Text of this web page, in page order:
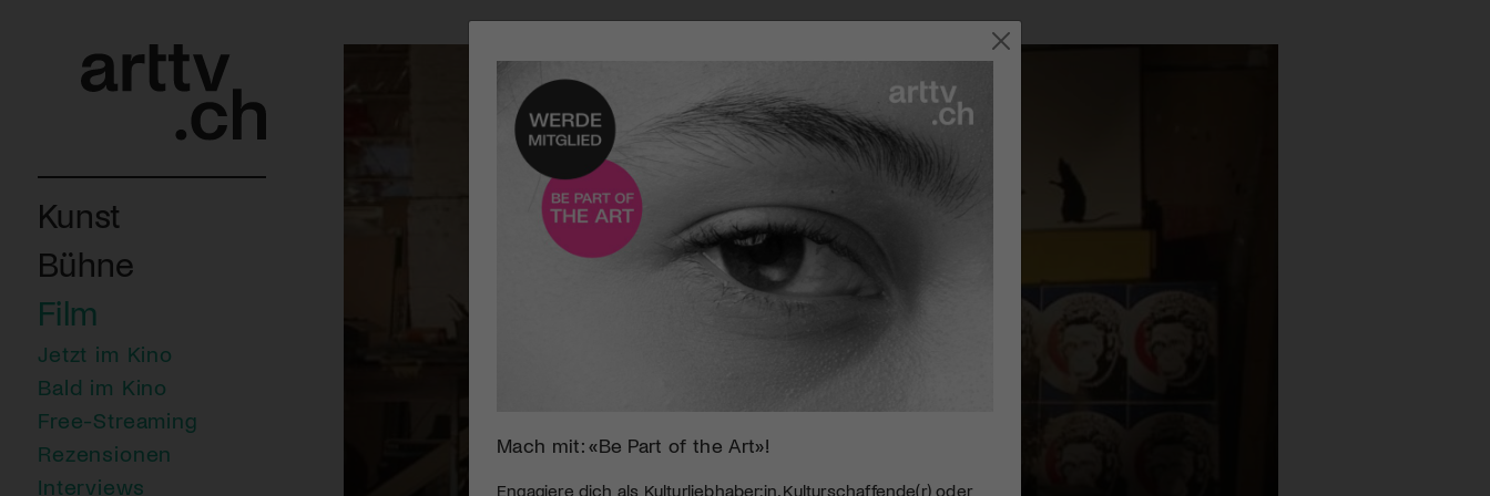
Kunst
Bühne
Film
Jetzt im Kino
Bald im Kino
Free-Streaming
Rezensionen
Interviews
Mach mit: «Be Part of the Art»!
Engagiere dich als Kulturliebhaber:in, Kulturschaffende(r) oder